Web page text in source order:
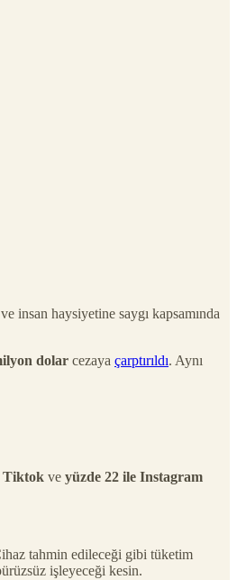
insan haysiyetine saygı kapsamında
dolar cezaya çarptırıldı. Aynı
Tiktok ve yüzde 22 ile Instagram
tahmin edileceği gibi tüketim
işleyeceği kesin.